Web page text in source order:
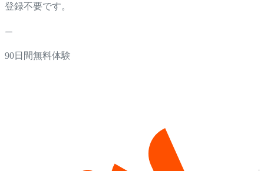
登録不要です。
90日間無料体験